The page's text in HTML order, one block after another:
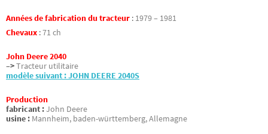
Années de fabrication du tracteur : 1979 – 1981
Chevaux :71 ch
John Deere 2040
–>Tracteur utilitaire
modèle suivant : JOHN DEERE 2040S
Production
fabricant :John Deere
usine : Mannheim, baden-württemberg, Allemagne